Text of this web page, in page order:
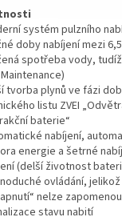
systém pulzního
doby nabíjení mezi
spotřeba vody,
tvorba plynů ve fázi
listu ZVEI
baterie“
nabíjení,
energie a šetrné
(delší životnost
ovládání,
nelze
stavu nabití